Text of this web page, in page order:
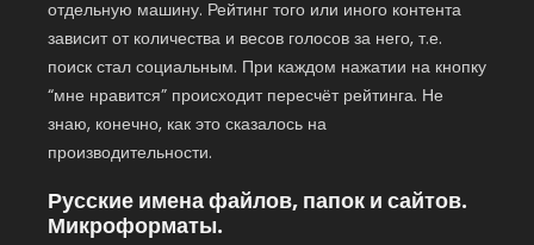
отдельную машину. Рейтинг того или иного контента
зависит от количества и весов голосов за него, т.е.
поиск стал социальным. При каждом нажатии на кнопку
“мне нравится” происходит пересчёт рейтинга. Не
знаю, конечно, как это сказалось на
производительности.
Русские имена файлов, папок и сайтов.
Микроформаты.